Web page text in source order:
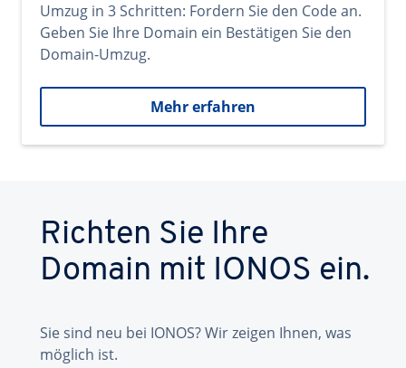
Umzug in 3 Schritten: Fordern Sie den Code an.
Geben Sie Ihre Domain ein Bestätigen Sie den
Domain-Umzug.
Mehr erfahren
Richten Sie Ihre
Domain mit IONOS ein.
Sie sind neu bei IONOS? Wir zeigen Ihnen, was
möglich ist.